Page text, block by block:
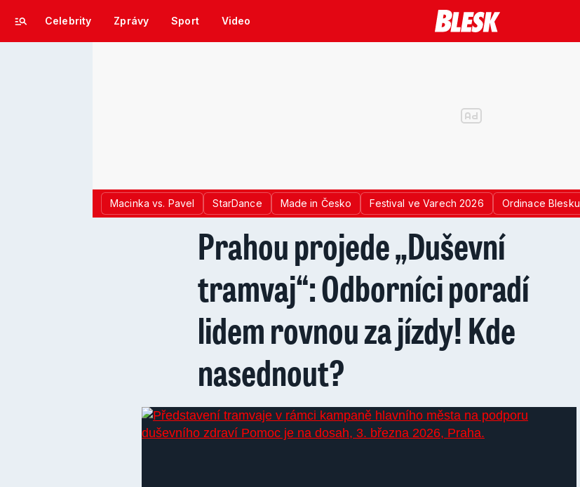
Celebrity Zprávy Sport Video
Macinka vs. Pavel StarDance Made in Česko Festival ve Varech 2026 Ordinace Blesku
Prahou projede „Duševní
tramvaj“: Odborníci poradí
lidem rovnou za jízdy! Kde
nasednout?